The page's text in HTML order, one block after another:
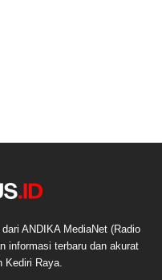
ANDIKA MediaNet (Radio
informasi terbaru dan akurat
Kediri Raya.